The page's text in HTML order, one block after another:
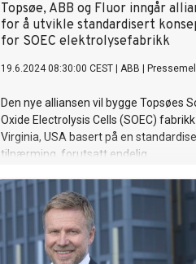
Topsøe, ABB og Fluor inngår
for å utvikle standardisert
for SOEC elektrolysefabrikk
19.6.2024 08:30:00 CEST ABB
Den nye alliansen vil bygge Topsøes
Oxide Electrolysis Cells (SOEC) fabrikk
Virginia, USA basert på en
tilnærming, forutsatt endelig
levere toppmoderne elektrolysatorer
effektiv produksjon av grønt hydrogen.
Grønt hydrogen og dets derivater, som
grønn ammoniakk og eMethanol, kan
brukes som e-drivstoff eller kjemikalier